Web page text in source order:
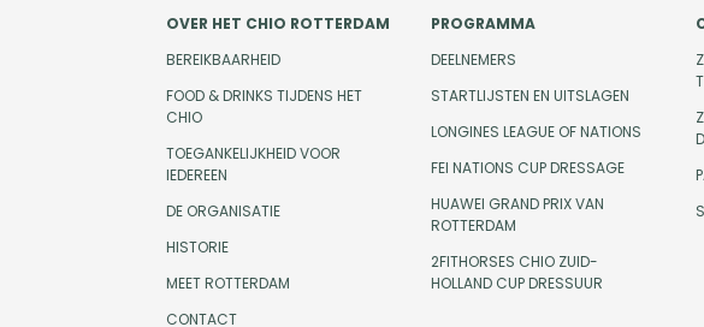
OVER HET CHIO ROTTERDAM
BEREIKBAARHEID
FOOD & DRINKS TIJDENS HET
CHIO
TOEGANKELIJKHEID VOOR
IEDEREEN
DE ORGANISATIE
HISTORIE
MEET ROTTERDAM
CONTACT
PROGRAMMA
DEELNEMERS
STARTLIJSTEN EN UITSLAGEN
LONGINES LEAGUE OF NATIONS
FEI NATIONS CUP DRESSAGE
HUAWEI GRAND PRIX VAN
ROTTERDAM
2FITHORSES CHIO ZUID-
HOLLAND CUP DRESSUUR